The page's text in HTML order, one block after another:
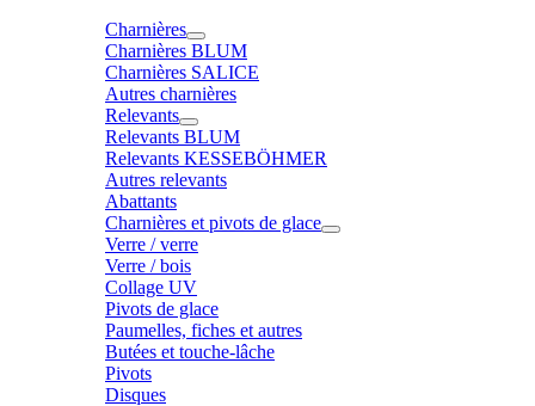
Charnières
Charnières BLUM
Charnières SALICE
Autres charnières
Relevants
Relevants BLUM
Relevants KESSEBÖHMER
Autres relevants
Abattants
Charnières et pivots de glace
Verre / verre
Verre / bois
Collage UV
Pivots de glace
Paumelles, fiches et autres
Butées et touche-lâche
Pivots
Disques